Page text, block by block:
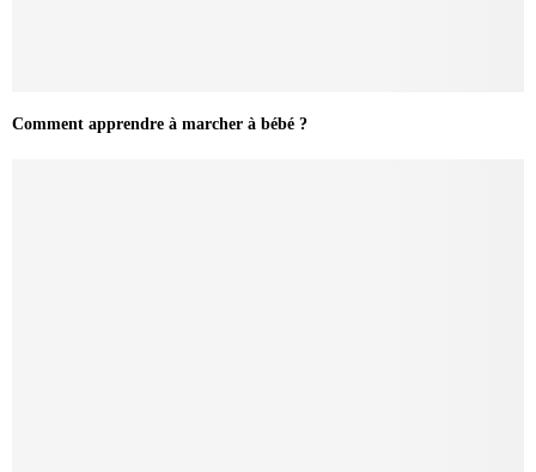
Comment apprendre à marcher à bébé ?